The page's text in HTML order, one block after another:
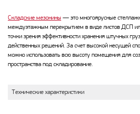
Складские мезонины — это многоярусные
междуэтажным перекрытием в виде листов ДСП
точки зрения эффективности хранения штучных
действенных решений. За счет высокой несущей
можно использовать всю высоту помещения для
пространства под складирование.
Технические характеристики